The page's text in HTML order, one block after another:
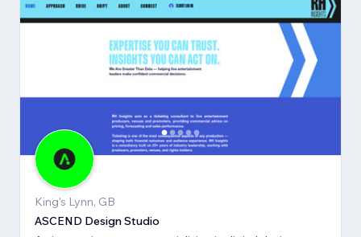
King's Lynn, GB
ASCEND Design Studio